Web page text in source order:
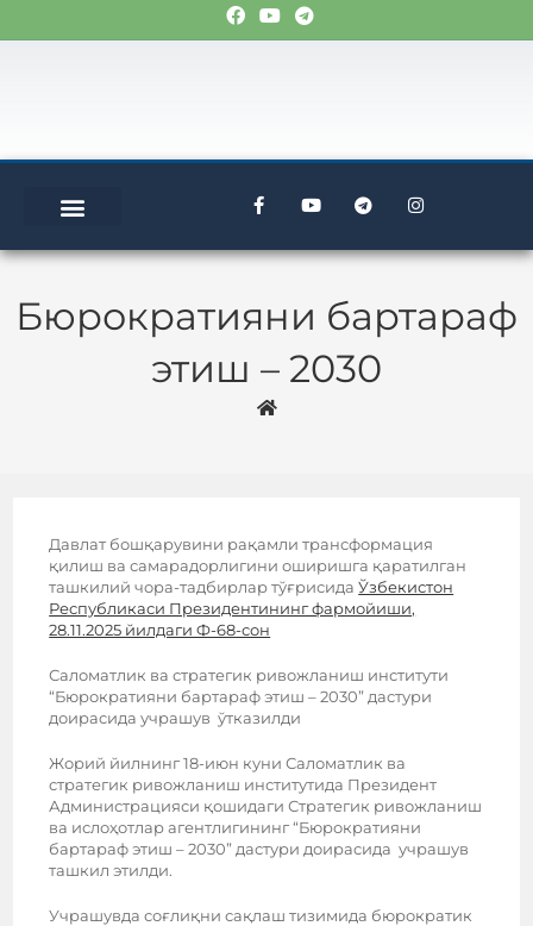
Бюрократияни бартараф
этиш – 2030
Давлат бошқарувини рақамли трансформация
қилиш ва самарадорлигини оширишга қаратилган
ташкилий чора-тадбирлар тўғрисидаЎзбекистон
Республикаси Президентининг фармойиши,
28.11.2025 йилдаги Ф-68-сон
Саломатлик ва стратегик ривожланиш институти
“Бюрократияни бартараф этиш – 2030” дастури
доирасида учрашув ўтказилди
Жорий йилнинг 18-июн куни Саломатлик ва
стратегик ривожланиш институтида Президент
Администрацияси қошидаги Стратегик ривожланиш
ва ислоҳотлар агентлигининг “Бюрократияни
бартараф этиш – 2030” дастури доирасида учрашув
ташкил этилди.
Учрашувда соғлиқни сақлаш тизимида бюрократик